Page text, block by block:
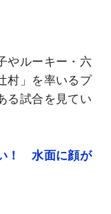
やルーキー・六
村」を率いるプ
る試合を見てい
！ 水面に顔が